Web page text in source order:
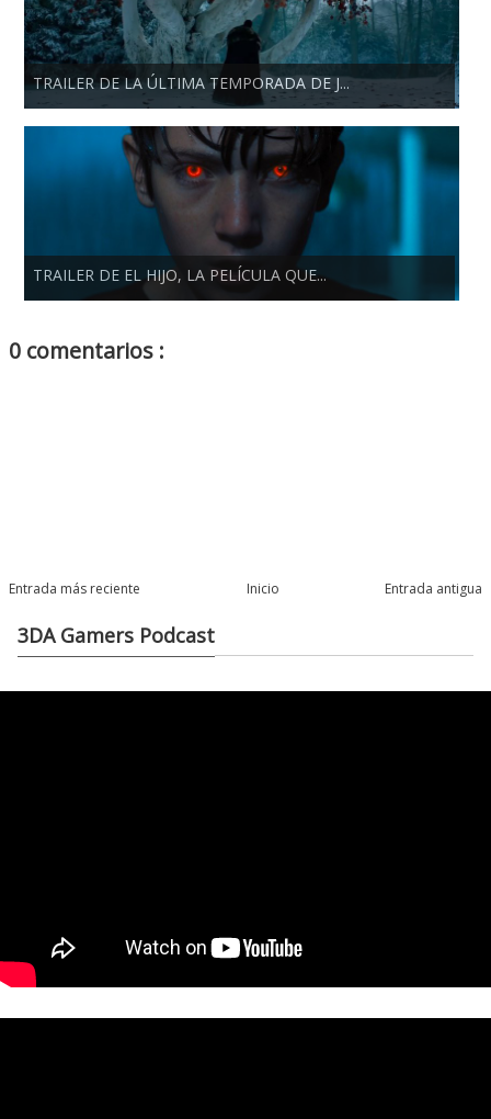
TRAILER DE LA ÚLTIMA TEMPORADA DE J...
TRAILER DE EL HIJO, LA PELÍCULA QUE...
0 comentarios :
Entrada más reciente Entrada antigua
Inicio
3DA Gamers Podcast